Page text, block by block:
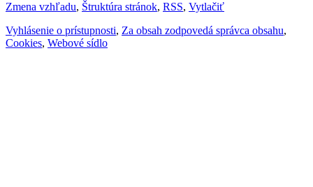
Zmena vzhľadu, Štruktúra stránok, RSS, Vytlačiť
Vyhlásenie o prístupnosti, Za obsah zodpovedá správca obsahu,
Cookies, Webové sídlo